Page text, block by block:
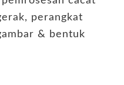
perangkat
& bentuk